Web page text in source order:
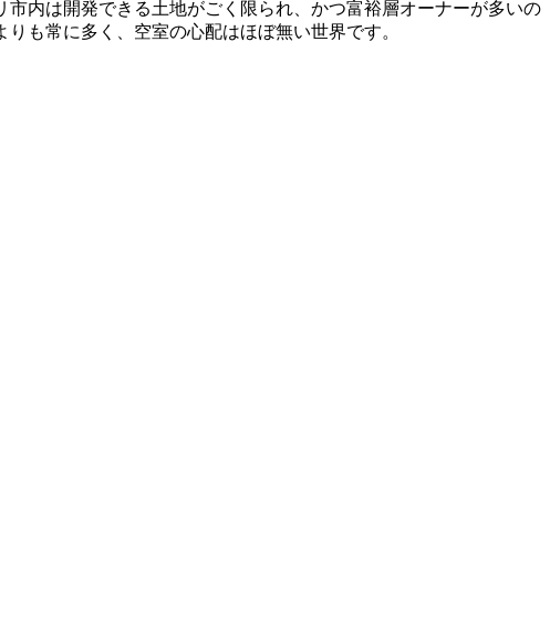
内は開発できる土地がごく限られ、かつ富裕層オーナーが多いの
も常に多く、空室の心配はほぼ無い世界です。